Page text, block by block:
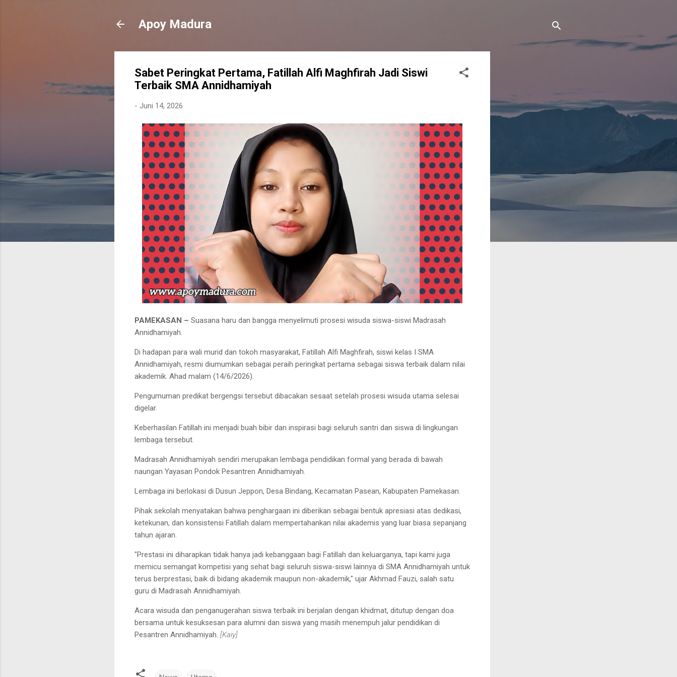
Apoy Madura
Sabet Peringkat Pertama, Fatillah Alfi Maghfirah Jadi Siswi
Terbaik SMA Annidhamiyah
- Juni 14, 2026
PAMEKASAN – Suasana haru dan bangga menyelimuti prosesi wisuda siswa-siswi Madrasah
Annidhamiyah.
Di hadapan para wali murid dan tokoh masyarakat, Fatillah Alfi Maghfirah, siswi kelas I SMA
Annidhamiyah, resmi diumumkan sebagai peraih peringkat pertama sebagai siswa terbaik dalam nilai
akademik. Ahad malam (14/6/2026).
Pengumuman predikat bergengsi tersebut dibacakan sesaat setelah prosesi wisuda utama selesai
digelar.
Keberhasilan Fatillah ini menjadi buah bibir dan inspirasi bagi seluruh santri dan siswa di lingkungan
lembaga tersebut.
Madrasah Annidhamiyah sendiri merupakan lembaga pendidikan formal yang berada di bawah
naungan Yayasan Pondok Pesantren Annidhamiyah.
Lembaga ini berlokasi di Dusun Jeppon, Desa Bindang, Kecamatan Pasean, Kabupaten Pamekasan.
Pihak sekolah menyatakan bahwa penghargaan ini diberikan sebagai bentuk apresiasi atas dedikasi,
ketekunan, dan konsistensi Fatillah dalam mempertahankan nilai akademis yang luar biasa sepanjang
tahun ajaran.
"Prestasi ini diharapkan tidak hanya jadi kebanggaan bagi Fatillah dan keluarganya, tapi kami juga
memicu semangat kompetisi yang sehat bagi seluruh siswa-siswi lainnya di SMA Annidhamiyah untuk
terus berprestasi, baik di bidang akademik maupun non-akademik," ujar Akhmad Fauzi, salah satu
guru di Madrasah Annidhamiyah.
Acara wisuda dan penganugerahan siswa terbaik ini berjalan dengan khidmat, ditutup dengan doa
bersama untuk kesuksesan para alumni dan siswa yang masih menempuh jalur pendidikan di
Pesantren Annidhamiyah. [Kaiy]